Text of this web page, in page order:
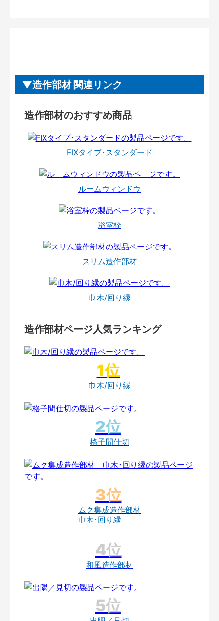
造作部材 関連リンク
造作部材のおすすめ商品
FIXタイプ･スタンダード
ルームウィンドウ
浴室枠
スリム造作部材
巾木/回り縁
造作部材ページ人気ランキング
巾木/回り縁
格子間仕切
ムク集成造作部材
巾木･回り縁
和風造作部材